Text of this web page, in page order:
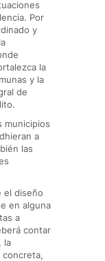
Por
y
la
y la
de
municipios
a
las
el diseño
en alguna
a
contar
la
concreta,